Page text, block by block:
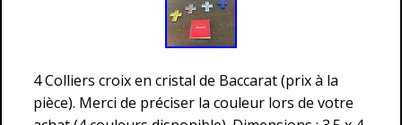
4 Colliers croix en cristal de Baccarat (prix à la
pièce). Merci de préciser la couleur lors de votre